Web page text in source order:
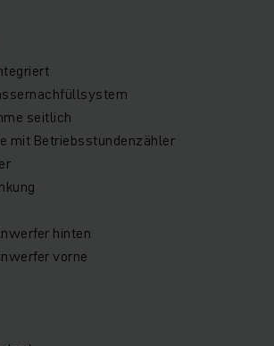
seitlich
mit Betriebsstundenzähler
hinten
vorne